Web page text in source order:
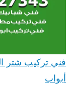
أبواب